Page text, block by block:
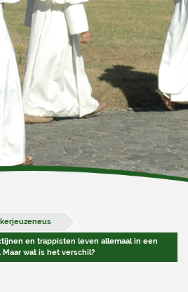
kerjeuzeneus
en trappisten leven allemaal in een
Maar wat is het verschil?